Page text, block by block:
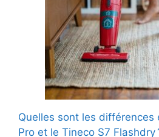
Quelles sont les différences
Pro et le Tineco S7 Flashdry